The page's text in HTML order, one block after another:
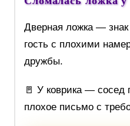
Дверная ложка —
гость с плохими
дружбы.
🚪 У коврика —
плохое письмо с